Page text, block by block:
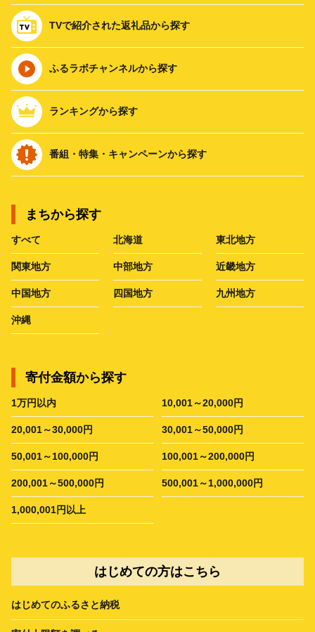
TVで紹介された返礼品から探す
ふるラボチャンネルから探す
ランキングから探す
番組・特集・キャンペーンから探す
まちから探す
すべて 北海道 東北地方
関東地方 中部地方 近畿地方
中国地方 四国地方 九州地方
沖縄
寄付金額から探す
1万円以内 10,001～20,000円
20,001～30,000円 30,001～50,000円
50,001～100,000円 100,001～200,000円
200,001～500,000円 500,001～1,000,000円
1,000,001円以上
はじめての方はこちら
はじめてのふるさと納税